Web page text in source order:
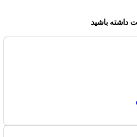
داشته باشید